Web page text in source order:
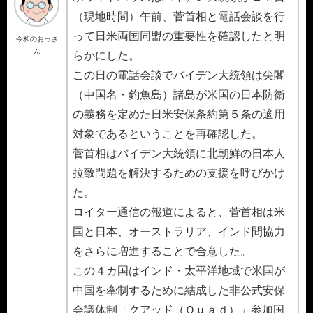
令和のおっさ
ん
（現地時間）午前、菅首相と電話会談を行
って日米両国同盟の重要性を確認したと明
らかにした。
この日の電話会談でバイデン大統領は尖閣
（中国名・釣魚島）諸島が米国の日本防衛
の義務を定めた日米安保条約第５条の適用
対象であるということを再確認した。
菅首相はバイデン大統領に北朝鮮の日本人
拉致問題を解決するための支援を呼びかけ
た。
ロイター通信の報道によると、菅首相は米
国と日本、オーストラリア、インド間協力
をさらに増進することで合意した。
この４カ国はインド・太平洋地域で米国が
中国を牽制するために結成した非公式安保
会議体制「クアッド（Ｑｕａｄ）」参加国